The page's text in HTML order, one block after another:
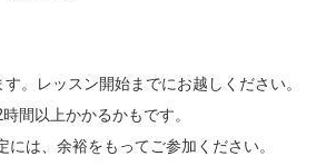
。レッスン開始までにお越しください。
間以上かかるかもです。
には、余裕をもってご参加ください。